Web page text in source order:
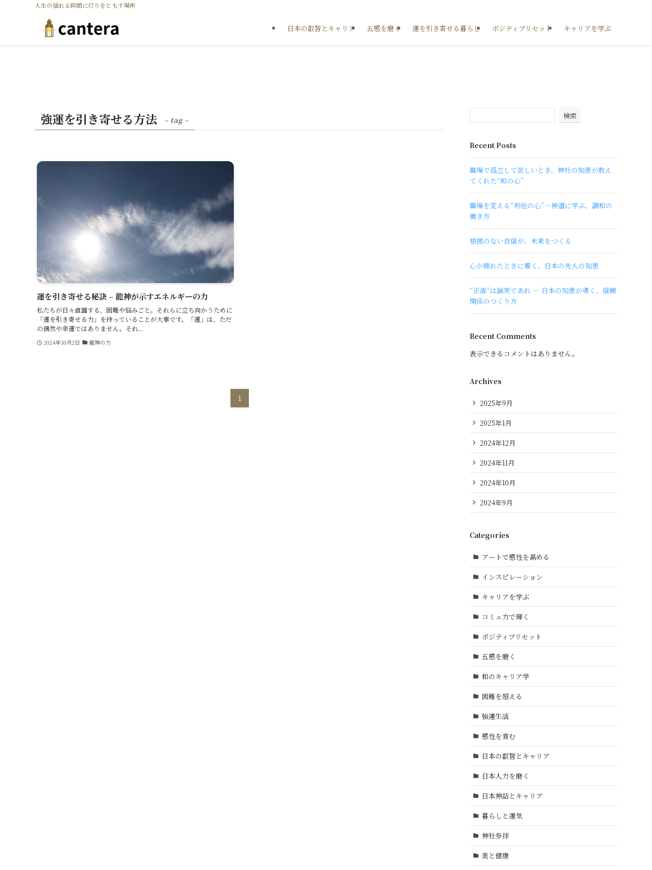
人生の揺れる時間に灯りをともす場所
日本の叡智とキャリア 五感を磨く 運を引き寄せる暮らし ポジティブリセット キャリアを学ぶ
強運を引き寄せる方法 – tag –
運を引き寄せる秘訣 – 龍神が示すエネルギーの力
私たちが日々直面する、困難や悩みごと。それらに立ち向かうために
「運を引き寄せる力」を持っていることが大事です。「運」は、ただ
の偶然や幸運ではありません。それ...
2024年10月2日 龍神の力
1
検索
Recent Posts
職場で孤立して苦しいとき、神社の知恵が教え
てくれた“和の心”
職場を変える“利他の心”―神道に学ぶ、調和の
働き方
根拠のない自信が、未来をつくる
心が疲れたときに響く、日本の先人の知恵
“正直”は誠実であれ ― 日本の知恵が導く、信頼
関係のつくり方
Recent Comments
表示できるコメントはありません。
Archives
2025年9月
2025年1月
2024年12月
2024年11月
2024年10月
2024年9月
Categories
アートで感性を高める
インスピレーション
キャリアを学ぶ
コミュ力で輝く
ポジティブリセット
五感を磨く
和のキャリア学
困難を超える
強運生活
感性を育む
日本の叡智とキャリア
日本人力を磨く
日本神話とキャリア
暮らしと運気
神社参拝
美と健康